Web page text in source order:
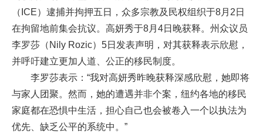
（ICE）逮捕并拘押五日，众多宗教及民权组织于8月2日
在拘留地前集会抗议。高妍秀于8月4日晚获释。州众议员
李罗莎（Nily Rozic）5日发表声明，对其获释表示欣慰，
并呼吁建立更加人道、公正的移民制度。
李罗莎表示：“我对高妍秀昨晚获释深感欣慰，她即将
与家人团聚。然而，她的遭遇并非个案，纽约各地的移民
家庭都在恐惧中生活，担心自己也会被卷入一个以执法为
优先、缺乏公平的系统中。”